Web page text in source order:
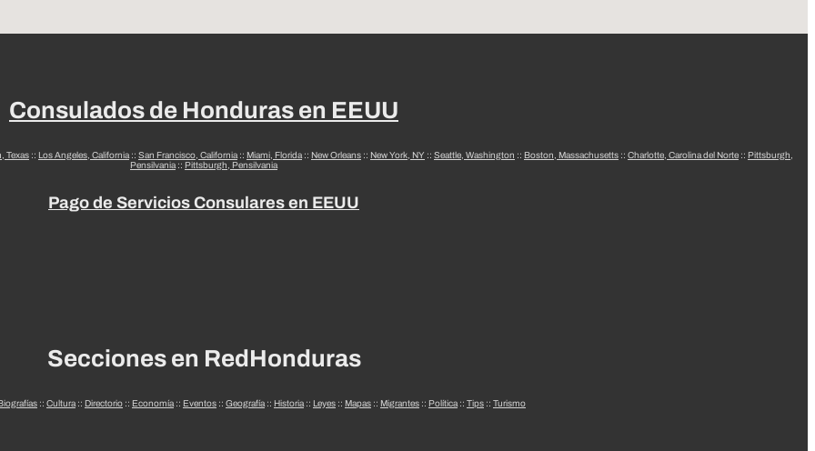
Consulados de Honduras en EEUU
Texas :: Los Angeles, California :: San Francisco, California :: Miami, Florida :: New Orleans :: New York, NY :: Seattle, Washington :: Boston, Massachusetts :: Charlotte, Carolina del Norte :: Pittsburgh,
Pensilvania :: Pittsburgh, Pensilvania
Pago de Servicios Consulares en EEUU
Secciones en RedHonduras
:: Cultura:: Directorio :: Economía:: Eventos :: Geografía:: Historia:: Leyes :: Mapas :: Migrantes :: Política:: Tips :: Turismo